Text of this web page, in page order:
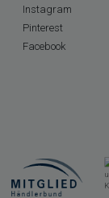
Instagram
Pinterest
Facebook